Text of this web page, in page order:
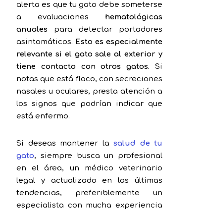
alerta es que tu gato debe someterse
a evaluaciones hematológicas
anuales para detectar portadores
asintomáticos. Esto es especialmente
relevante si el gato sale al exterior y
tiene contacto con otros gatos. Si
notas que está flaco, con secreciones
nasales u oculares, presta atención a
los signos que podrían indicar que
está enfermo.
Si deseas mantener lasalud de tu
gato, siempre busca un profesional
en el área, un médico veterinario
legal y actualizado en las últimas
tendencias, preferiblemente un
especialista con mucha experiencia